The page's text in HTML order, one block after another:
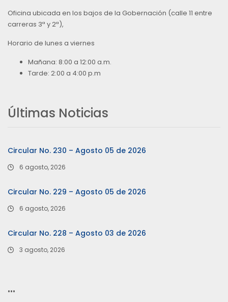
Oficina ubicada en los bajos de la Gobernación (calle 11 entre
carreras 3ª y 2ª),
Horario de lunes a viernes
Mañana: 8:00 a 12:00 a.m.
Tarde: 2:00 a 4:00 p.m
Últimas Noticias
Circular No. 230 – Agosto 05 de 2026
6 agosto, 2026
Circular No. 229 – Agosto 05 de 2026
6 agosto, 2026
Circular No. 228 – Agosto 03 de 2026
3 agosto, 2026
…